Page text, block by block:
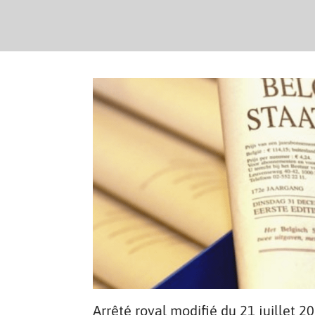
Arrêté royal modifié du 21 juillet